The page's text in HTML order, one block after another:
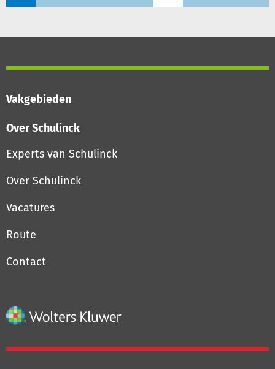
Vakgebieden
Over Schulinck
Experts van Schulinck
Over Schulinck
Vacatures
Route
Contact